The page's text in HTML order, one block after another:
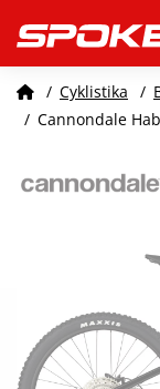
/ Cyklistika /
/ Cannondale